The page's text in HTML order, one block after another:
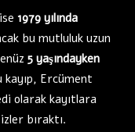
1979 yılında
bu mutluluk uzun
5 yaşındayken
kayıp, Ercüment
olarak kayıtlara
bıraktı.